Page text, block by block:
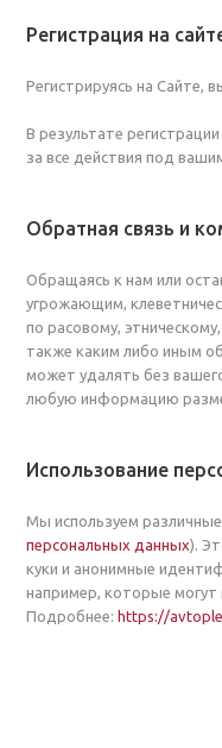
Регистрация на
Регистрируясь на Сайте,
В результате
за все действия под
Обратная связь и
Обращаясь к нам или
угрожающим,
по расовому,
также каким либо иным
может удалять без
любую информацию
Использование
Мы используем
персональных данных).
куки и анонимные
например, которые могут
Подробнее: https://